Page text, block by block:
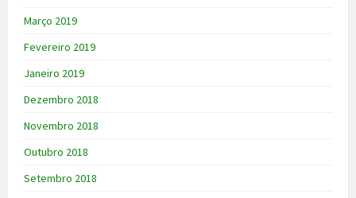
Março 2019
Fevereiro 2019
Janeiro 2019
Dezembro 2018
Novembro 2018
Outubro 2018
Setembro 2018